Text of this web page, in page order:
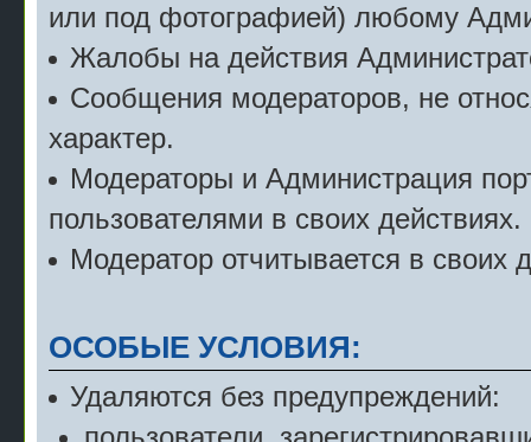
или под фотографией) любому
Жалобы на действия
Сообщения модераторов, не
характер.
Модераторы и Администрация
пользователями в своих действиях.
Модератор отчитывается в своих
ОСОБЫЕ УСЛОВИЯ:
Удаляются без предупреждений: